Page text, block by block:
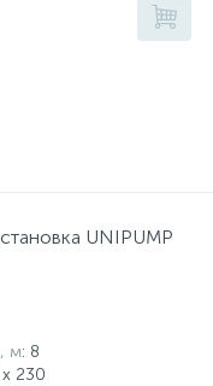
UNIPUMP
м: 8
x 230